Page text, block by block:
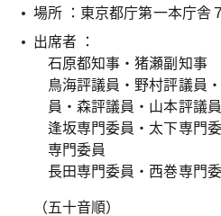
場所 ：東京都庁第一本庁舎
出席者 ：
石原都知事・猪瀬副知事
鳥海評議員・野村評議員
員・森評議員・山本評議員
逢坂専門委員・太下専門
専門委員
長田専門委員・西巻専門
（五十音順）